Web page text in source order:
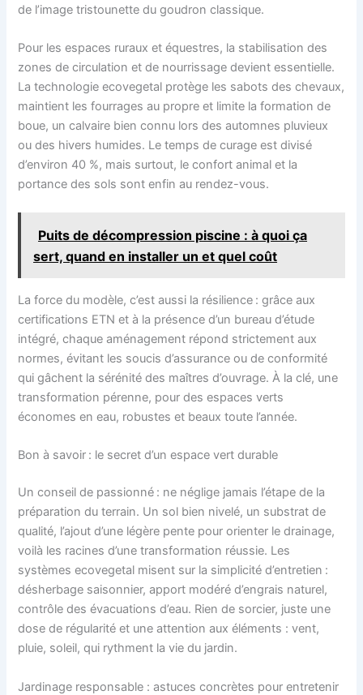
de l’image tristounette du goudron classique.
Pour les espaces ruraux et équestres, la stabilisation des
zones de circulation et de nourrissage devient essentielle.
La technologie ecovegetal protège les sabots des chevaux,
maintient les fourrages au propre et limite la formation de
boue, un calvaire bien connu lors des automnes pluvieux
ou des hivers humides. Le temps de curage est divisé
d’environ 40 %, mais surtout, le confort animal et la
portance des sols sont enfin au rendez-vous.
Puits de décompression piscine : à quoi ça
sert, quand en installer un et quel coût
La force du modèle, c’est aussi la résilience : grâce aux
certifications ETN et à la présence d’un bureau d’étude
intégré, chaque aménagement répond strictement aux
normes, évitant les soucis d’assurance ou de conformité
qui gâchent la sérénité des maîtres d’ouvrage. À la clé, une
transformation pérenne, pour des espaces verts
économes en eau, robustes et beaux toute l’année.
Bon à savoir : le secret d’un espace vert durable
Un conseil de passionné : ne néglige jamais l’étape de la
préparation du terrain. Un sol bien nivelé, un substrat de
qualité, l’ajout d’une légère pente pour orienter le drainage,
voilà les racines d’une transformation réussie. Les
systèmes ecovegetal misent sur la simplicité d’entretien :
désherbage saisonnier, apport modéré d’engrais naturel,
contrôle des évacuations d’eau. Rien de sorcier, juste une
dose de régularité et une attention aux éléments : vent,
pluie, soleil, qui rythment la vie du jardin.
Jardinage responsable : astuces concrètes pour entretenir